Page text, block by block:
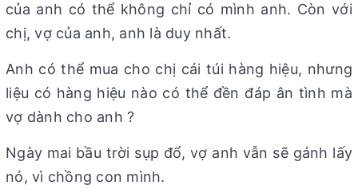
của anh có thể không chỉ có mình anh. Còn với
chị, vợ của anh, anh là duy nhất.
Anh có thể mua cho chị cái túi hàng hiệu, nhưng
liệu có hàng hiệu nào có thể đền đáp ân tình mà
vợ dành cho anh ?
Ngày mai bầu trời sụp đổ, vợ anh vẫn sẽ gánh lấy
nó, vì chồng con mình.